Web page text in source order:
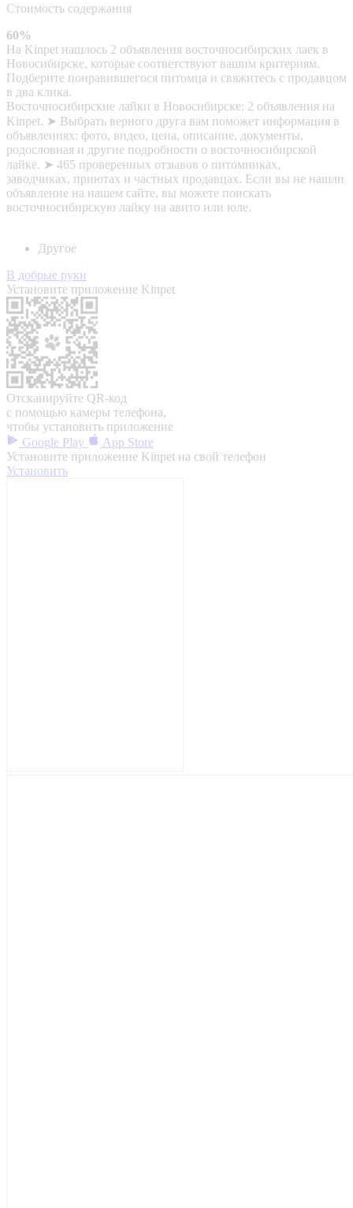
Стоимость содержания
60%
На Kinpet нашлось 2 объявления восточносибирских лаек в
Новосибирске, которые соответствуют вашим критериям.
Подберите понравившегося питомца и свяжитесь с продавцом
в два клика.
Восточносибирские лайки в Новосибирске: 2 объявления на
Kinpet. ➤ Выбрать верного друга вам поможет информация в
объявлениях: фото, видео, цена, описание, документы,
родословная и другие подробности о восточносибирской
лайке. ➤ 465 проверенных отзывов о питомниках,
заводчиках, приютах и частных продавцах. Если вы не нашли
объявление на нашем сайте, вы можете поискать
восточносибирскую лайку на авито или юле.
Другое
В добрые руки
Установите приложение Kinpet
Отсканируйте QR-код
с помощью камеры телефона,
чтобы установить приложение
Google Play
App Store
Установите приложение Kinpet на свой телефон
Установить